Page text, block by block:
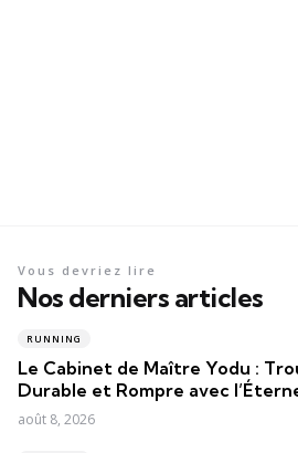
Nos derniers articles
Vous devriez lire
RUNNING
Le Cabinet de Maître Yodu :
Durable et Rompre avec
août 8, 2026